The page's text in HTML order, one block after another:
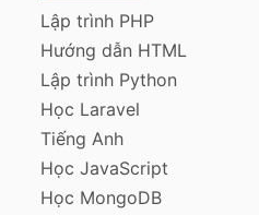
Lập trình PHP
Hướng dẫn HTML
Lập trình Python
Học Laravel
Tiếng Anh
Học JavaScript
Học MongoDB